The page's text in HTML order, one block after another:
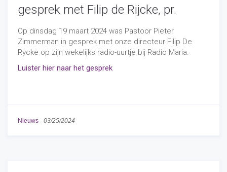
gesprek met Filip de Rijcke, pr.
Op dinsdag 19 maart 2024 was Pastoor Pieter
Zimmerman in gesprek met onze directeur Filip De
Rycke op zijn wekelijks radio-uurtje bij Radio Maria.
Luister hier naar het gesprek
Nieuws - 03/25/2024